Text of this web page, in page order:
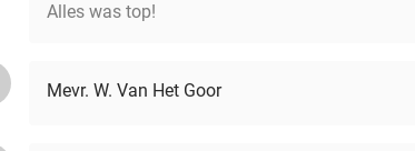
Alles was top!
Mevr. W. Van Het Goor